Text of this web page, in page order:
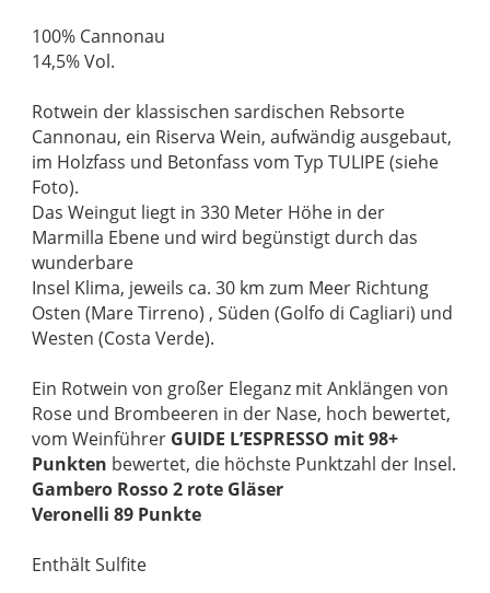
100% Cannonau
14,5% Vol.
Rotwein der klassischen sardischen Rebsorte
Cannonau, ein Riserva Wein, aufwändig ausgebaut,
im Holzfass und Betonfass vom Typ TULIPE (siehe
Foto).
Das Weingut liegt in 330 Meter Höhe in der
Marmilla Ebene und wird begünstigt durch das
wunderbare
Insel Klima, jeweils ca. 30 km zum Meer Richtung
Osten (Mare Tirreno) , Süden (Golfo di Cagliari) und
Westen (Costa Verde).
Ein Rotwein von großer Eleganz mit Anklängen von
Rose und Brombeeren in der Nase, hoch bewertet,
vom Weinführer GUIDE L’ESPRESSO mit 98+
Punkten bewertet, die höchste Punktzahl der Insel.
Gambero Rosso 2 rote Gläser
Veronelli 89 Punkte
Enthält Sulfite